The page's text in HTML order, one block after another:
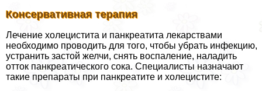
Консервативная терапия
Лечение холецистита и панкреатита лекарствами
необходимо проводить для того, чтобы убрать инфекцию,
устранить застой желчи, снять воспаление, наладить
отток панкреатического сока. Специалисты назначают
такие препараты при панкреатите и холецистите: